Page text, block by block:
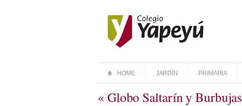
HOME JARDÍN PRIMARIA
« Globo Saltarín y Burbujas